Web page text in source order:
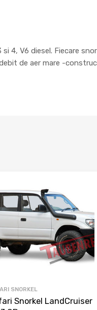
4, V6 diesel. Fiecare
de aer mare -
SNORKEL
Snorkel LandCruiser